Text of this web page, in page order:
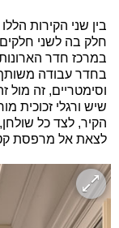
בין שני הקירות
חלק בה לשני
במרכז חדר
בחדר עבודה משותף
וסימטריים, זה
שיש ורגלי זכוכית
הקיר, לצד כל
לצאת אל מרפסת